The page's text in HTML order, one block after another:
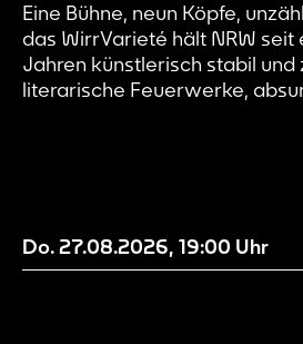
Eine Bühne, neun Köpfe,
das WirrVarieté hält NRW seit
Jahren künstlerisch stabil und
literarische Feuerwerke,
Lesebühne – ein morphendes
Do. 27.08.2026, 19:00 Uhr